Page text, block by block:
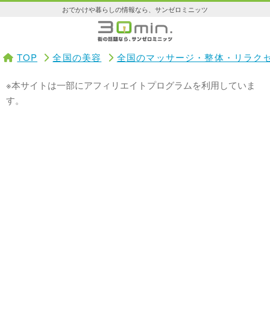
おでかけや暮らしの情報なら、サンゼロミニッツ
TOP 全国の美容 全国のマッサージ・整体・リラク
※本サイトは一部にアフィリエイトプログラムを利用していま
す。